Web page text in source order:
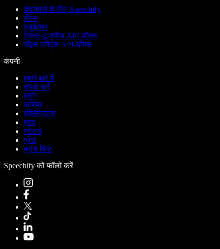
डेवलपर्स के लिए Speechify
टीम्स
एजुकेशन
टेक्स्ट-टू-स्पीच API डॉक्स
वॉइस एजेंट्स API डॉक्स
कंपनी
हमारे बारे में
संपर्क करें
ब्लॉग
करियर
एफिलिएट्स
मदद
स्टेटस
प्रेस
ब्रांड किट
Speechify को फॉलो करें